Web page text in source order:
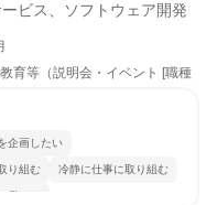
ビス、ソフトウェア開発
育等（説明会・イベント [職種
企画したい
り組む 冷静に仕事に取り組む
働ける